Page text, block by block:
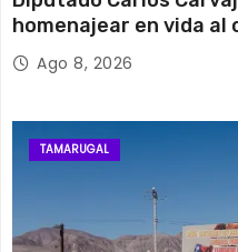
homenajear en vida al
Choque
Ago 8, 2026
TAMARUGAL